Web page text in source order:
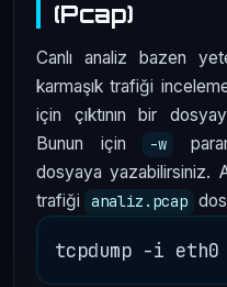
(Pcap)
Canlı analiz bazen
karmaşık trafiği
için çıktının bir
Bunun için
-w
dosyaya yazabilirsiniz.
trafiği
analiz.pcap